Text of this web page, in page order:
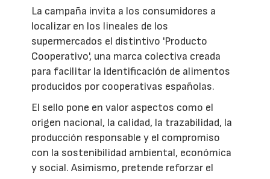
La campaña invita a los consumidores a
localizar en los lineales de los
supermercados el distintivo 'Producto
Cooperativo', una marca colectiva creada
para facilitar la identificación de alimentos
producidos por cooperativas españolas.
El sello pone en valor aspectos como el
origen nacional, la calidad, la trazabilidad, la
producción responsable y el compromiso
con la sostenibilidad ambiental, económica
y social. Asimismo, pretende reforzar el